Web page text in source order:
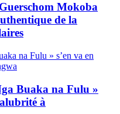
Mokoba
de la
Buaka na Fulu »
à